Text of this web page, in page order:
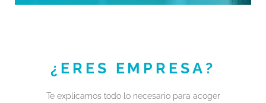
¿ERES EMPRESA?
Te explicamos todo lo necesario para acoger